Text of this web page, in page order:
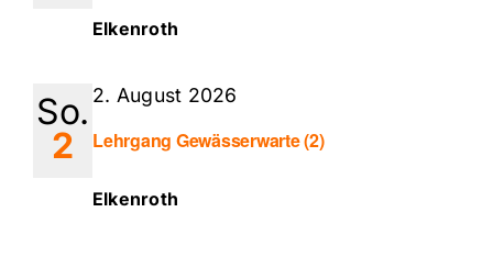
Elkenroth
So.
2 Lehrgang Gewässerwarte (2)
2. August 2026
Elkenroth